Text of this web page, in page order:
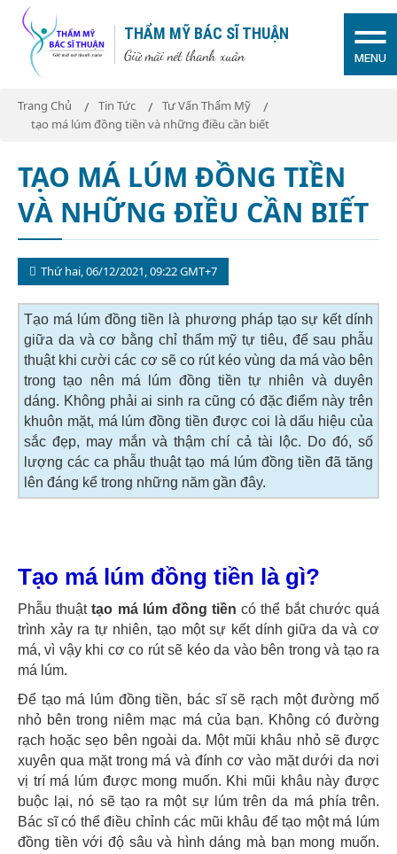
THẨM MỸ BÁC SĨ THUẬN
Giữ mãi nét thanh xuân MENU
Trang Chủ Tin Tức
Tư Vấn Thẩm Mỹ
tạo má lúm đồng tiền và những điều cần biết
TẠO MÁ LÚM ĐỒNG TIỀN
VÀ NHỮNG ĐIỀU CẦN BIẾT
Thứ hai, 06/12/2021, 09:22 GMT+7
Tạo má lúm đồng tiền là phương pháp tạo sự kết dính
giữa da và cơ bằng chỉ thẩm mỹ tự tiêu, để sau phẫu
thuật khi cười các cơ sẽ co rút kéo vùng da má vào bên
trong tạo nên má lúm đồng tiền tự nhiên và duyên
dáng. Không phải ai sinh ra cũng có đặc điểm này trên
khuôn mặt, má lúm đồng tiền được coi là dấu hiệu của
sắc đẹp, may mắn và thậm chí cả tài lộc. Do đó, số
lượng các ca phẫu thuật tạo má lúm đồng tiền đã tăng
lên đáng kể trong những năm gần đây.
Tạo má lúm đồng tiền là gì?
Phẫu thuậttạo má lúm đồng tiền có thể bắt chước quá
trình xảy ra tự nhiên, tạo một sự kết dính giữa da và cơ
má, vì vậy khi cơ co rút sẽ kéo da vào bên trong và tạo ra
má lúm.
Để tạo má lúm đồng tiền, bác sĩ sẽ rạch một đường mổ
nhỏ bên trong niêm mạc má của bạn. Không có đường
rạch hoặc sẹo bên ngoài da. Một mũi khâu nhỏ sẽ được
xuyên qua mặt trong má và đính cơ vào mặt dưới da nơi
vị trí má lúm được mong muốn. Khi mũi khâu này được
buộc lại, nó sẽ tạo ra một sự lúm trên da má phía trên.
Bác sĩ có thể điều chỉnh các mũi khâu để tạo một má lúm
đồng tiền với độ sâu và hình dáng mà bạn mong muốn.